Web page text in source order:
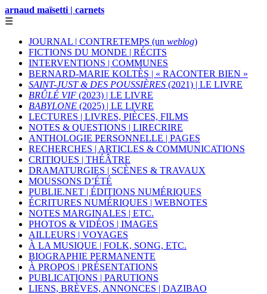
arnaud maïsetti | carnets
☰
JOURNAL | CONTRETEMPS (un weblog)
FICTIONS DU MONDE | RÉCITS
INTERVENTIONS | COMMUNES
BERNARD-MARIE KOLTÈS | « RACONTER BIEN »
SAINT-JUST & DES POUSSIÈRES (2021) | LE LIVRE
BRÛLÉ VIF (2023) | LE LIVRE
BABYLONE (2025) | LE LIVRE
LECTURES | LIVRES, PIÈCES, FILMS
NOTES & QUESTIONS | LIRECRIRE
ANTHOLOGIE PERSONNELLE | PAGES
RECHERCHES | ARTICLES & COMMUNICATIONS
CRITIQUES | THÉÂTRE
DRAMATURGIES | SCÈNES & TRAVAUX
MOUSSONS D’ÉTÉ
PUBLIE.NET | ÉDITIONS NUMÉRIQUES
ÉCRITURES NUMÉRIQUES | WEBNOTES
NOTES MARGINALES | ETC.
PHOTOS & VIDÉOS | IMAGES
AILLEURS | VOYAGES
À LA MUSIQUE | FOLK, SONG, ETC.
BIOGRAPHIE PERMANENTE
À PROPOS | PRÉSENTATIONS
PUBLICATIONS | PARUTIONS
LIENS, BRÈVES, ANNONCES | DAZIBAO